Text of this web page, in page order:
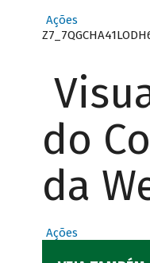
Ações
do
da
Ações